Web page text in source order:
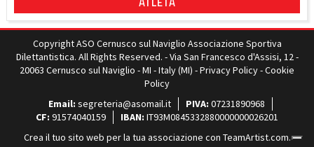
Copyright ASO Cernusco sul Naviglio Associazione Sportiva
Dilettantistica. All Rights Reserved. - Via San Francesco d'Assisi, 12 -
20063 Cernusco sul Naviglio - MI - Italy (MI) -Privacy Policy-Cookie
Policy
Email: segreteria@asomail.it PIVA: 07231890968
CF: 91574040159 IBAN: IT93M0845332880000000026201
Crea il tuo sito web per la tua associazione con TeamArtist.com.